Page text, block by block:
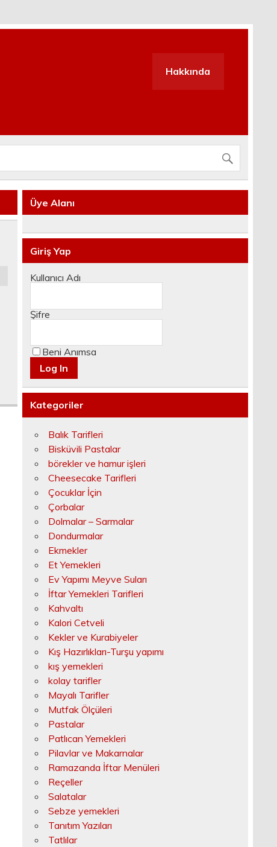
Hakkında
Üye Alanı
Giriş Yap
Kullanıcı Adı
Şifre
Beni Anımsa
Kategoriler
Balık Tarifleri
Bisküvili Pastalar
börekler ve hamur işleri
Cheesecake Tarifleri
Çocuklar İçin
Çorbalar
Dolmalar – Sarmalar
Dondurmalar
Ekmekler
Et Yemekleri
Ev Yapımı Meyve Suları
İftar Yemekleri Tarifleri
Kahvaltı
Kalori Cetveli
Kekler ve Kurabiyeler
Kış Hazırlıkları-Turşu yapımı
kış yemekleri
kolay tarifler
Mayalı Tarifler
Mutfak Ölçüleri
Pastalar
Patlıcan Yemekleri
Pilavlar ve Makarnalar
Ramazanda İftar Menüleri
Reçeller
Salatalar
Sebze yemekleri
Tanıtım Yazıları
Tatlılar